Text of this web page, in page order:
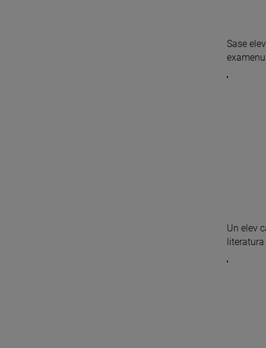
Sase
Un elev